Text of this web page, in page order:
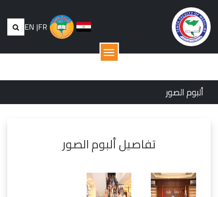
EN |FR
القائمة
ألبوم الصور
تفاصيل ألبوم الصور